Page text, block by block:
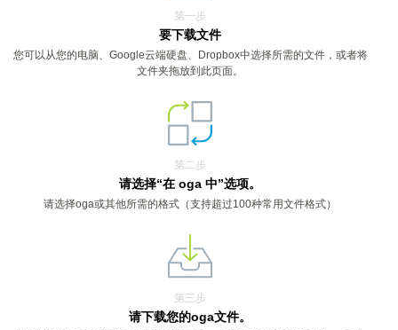
第一步
要下载文件
您可以从您的电脑、Google云端硬盘、Dropbox中选择所需的文件，或者将
文件夹拖放到此页面。
第二步
请选择“在 oga 中”选项。
请选择oga或其他所需的格式（支持超过100种常用文件格式）
第三步
请下载您的oga文件。